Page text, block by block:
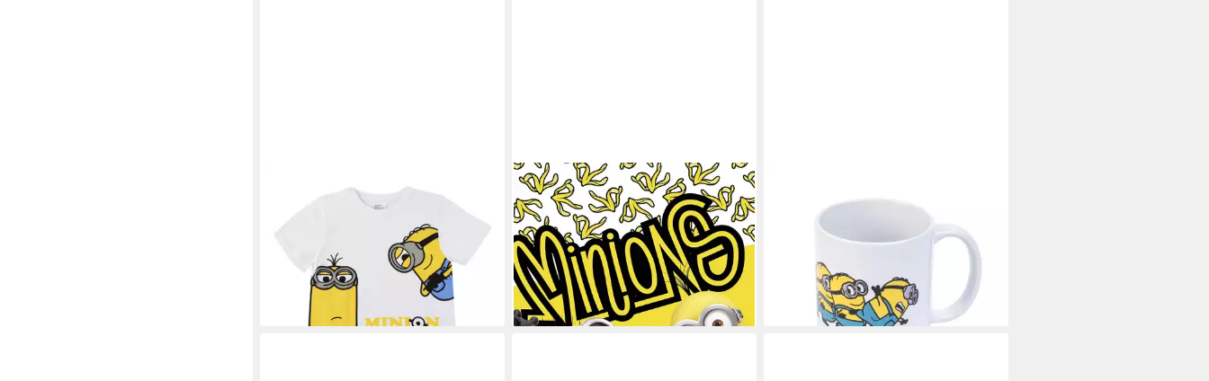
T-Shirt - Kurzarmshirt Kinder
Baumwollshirt Freizeit Sommer
12,95 € UVP19,95 €
lieferbar - in 3-4 Werktagen bei dir
JERRY FABRICS
Wohndecke Minions 2 "Banana"
Fleecedecke Schmusedecke
Kuscheldecke 100 x 150 cm
17,99 €
lieferbar - in 4-5 Werktagen bei dir
Tasse Minions Dave Tasse 350ml
lieferbar - in 7-9 Werktagen bei dir